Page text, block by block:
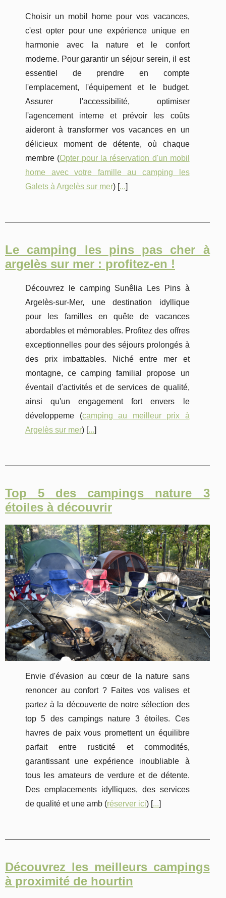
Choisir un mobil home pour vos vacances,
c'est opter pour une expérience unique en
harmonie avec la nature et le confort
moderne. Pour garantir un séjour serein, il est
essentiel de prendre en compte
l'emplacement, l'équipement et le budget.
Assurer l'accessibilité, optimiser
l'agencement interne et prévoir les coûts
aideront à transformer vos vacances en un
délicieux moment de détente, où chaque
membre (Opter pour la réservation d'un mobil
home avec votre famille au camping les
Galets à Argelès sur mer) [...]
Le camping les pins pas cher à
argelès sur mer : profitez-en !
Découvrez le camping Sunêlia Les Pins à
Argelès-sur-Mer, une destination idyllique
pour les familles en quête de vacances
abordables et mémorables. Profitez des offres
exceptionnelles pour des séjours prolongés à
des prix imbattables. Niché entre mer et
montagne, ce camping familial propose un
éventail d'activités et de services de qualité,
ainsi qu'un engagement fort envers le
développeme (camping au meilleur prix à
Argelès sur mer) [...]
Top 5 des campings nature 3
étoiles à découvrir
Envie d'évasion au cœur de la nature sans
renoncer au confort ? Faites vos valises et
partez à la découverte de notre sélection des
top 5 des campings nature 3 étoiles. Ces
havres de paix vous promettent un équilibre
parfait entre rusticité et commodités,
garantissant une expérience inoubliable à
tous les amateurs de verdure et de détente.
Des emplacements idylliques, des services
de qualité et une amb (réserver ici) [...]
Découvrez les meilleurs campings
à proximité de hourtin